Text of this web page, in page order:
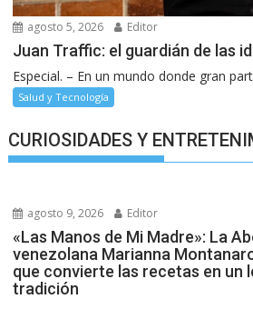
agosto 5, 2026 Editor
Juan Traffic: el guardián de las
Especial. – En un mundo donde gran
Salud y Tecnología
CURIOSIDADES Y
agosto 9, 2026 Editor
«Las Manos de Mi Madre»: La
venezolana Marianna
que convierte las recetas en un
tradición